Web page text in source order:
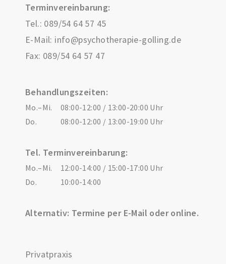
Terminvereinbarung:
Tel.: 089/54 64 57 45
E-Mail: info@psychotherapie-golling.de
Fax: 089/54 64 57 47
Behandlungszeiten:
Mo.–Mi.
08:00-12:00 / 13:00-20:00 Uhr
Do.
08:00-12:00 / 13:00-19:00 Uhr
Tel. Terminvereinbarung:
Mo.–Mi.
12:00-14:00 / 15:00-17:00 Uhr
Do.
10:00-14:00
Alternativ: Termine per E-Mail oder online.
Privatpraxis